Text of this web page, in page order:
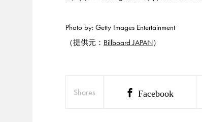
Photo by: Getty Images Entertainment
（提供元： Billboard JAPAN）
Shares Facebook